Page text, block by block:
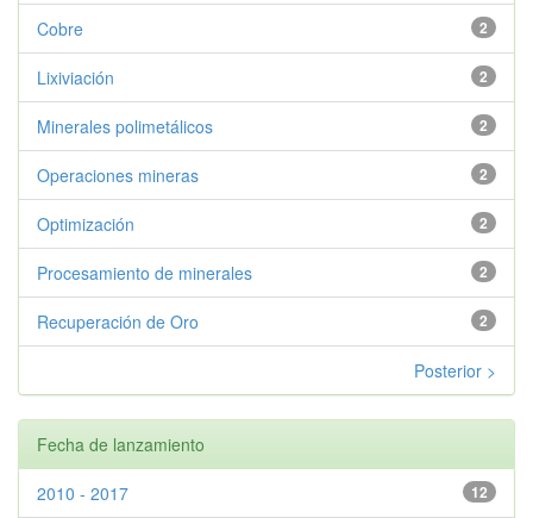
2
Cobre
2
Lixiviación
2
Minerales polimetálicos
2
Operaciones mineras
2
Optimización
2
Procesamiento de minerales
2
Recuperación de Oro
Posterior >
Fecha de lanzamiento
12
2010 - 2017